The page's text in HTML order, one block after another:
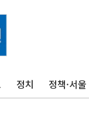
정치 정책·서울